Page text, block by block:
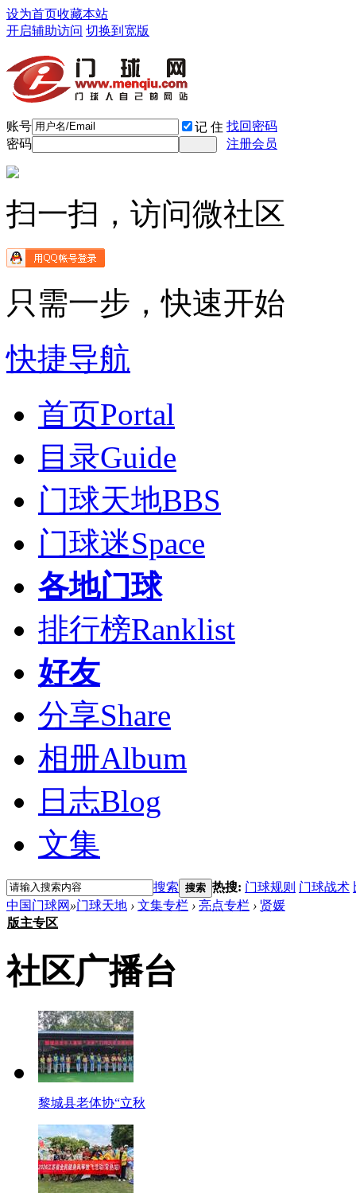
设为首页收藏本站
开启辅助访问 切换到宽版
账号 记 住 找回密码
密码
注册会员
扫一扫，访问微社区
只需一步，快速开始
快捷导航
首页Portal
目录Guide
门球天地BBS
门球迷Space
各地门球
排行榜Ranklist
好友
分享Share
相册Album
日志Blog
文集
搜索 搜索 热搜: 门球规则 门球战术
中国门球网 »门球天地 › 文集专栏 › 亮点专栏 › 贤媛
版主专区
社区广播台
黎城县老体协“立秋